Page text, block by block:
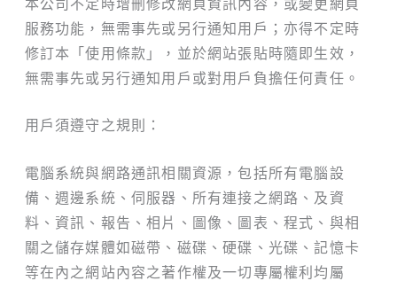
本公司不定時增刪修改網頁資訊內容，或變更網頁
服務功能，無需事先或另行通知用戶；亦得不定時
修訂本「使用條款」，並於網站張貼時隨即生效，
無需事先或另行通知用戶或對用戶負擔任何責任。
用戶須遵守之規則：
電腦系統與網路通訊相關資源，包括所有電腦設
備、週邊系統、伺服器、所有連接之網路、及資
料、資訊、報告、相片、圖像、圖表、程式、與相
關之儲存媒體如磁帶、磁碟、硬碟、光碟、記憶卡
等在內之網站內容之著作權及一切專屬權利均屬